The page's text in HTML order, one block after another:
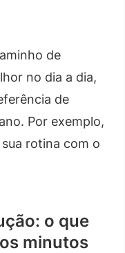
de
no dia a dia,
de
Por exemplo,
rotina com o
o que
minutos